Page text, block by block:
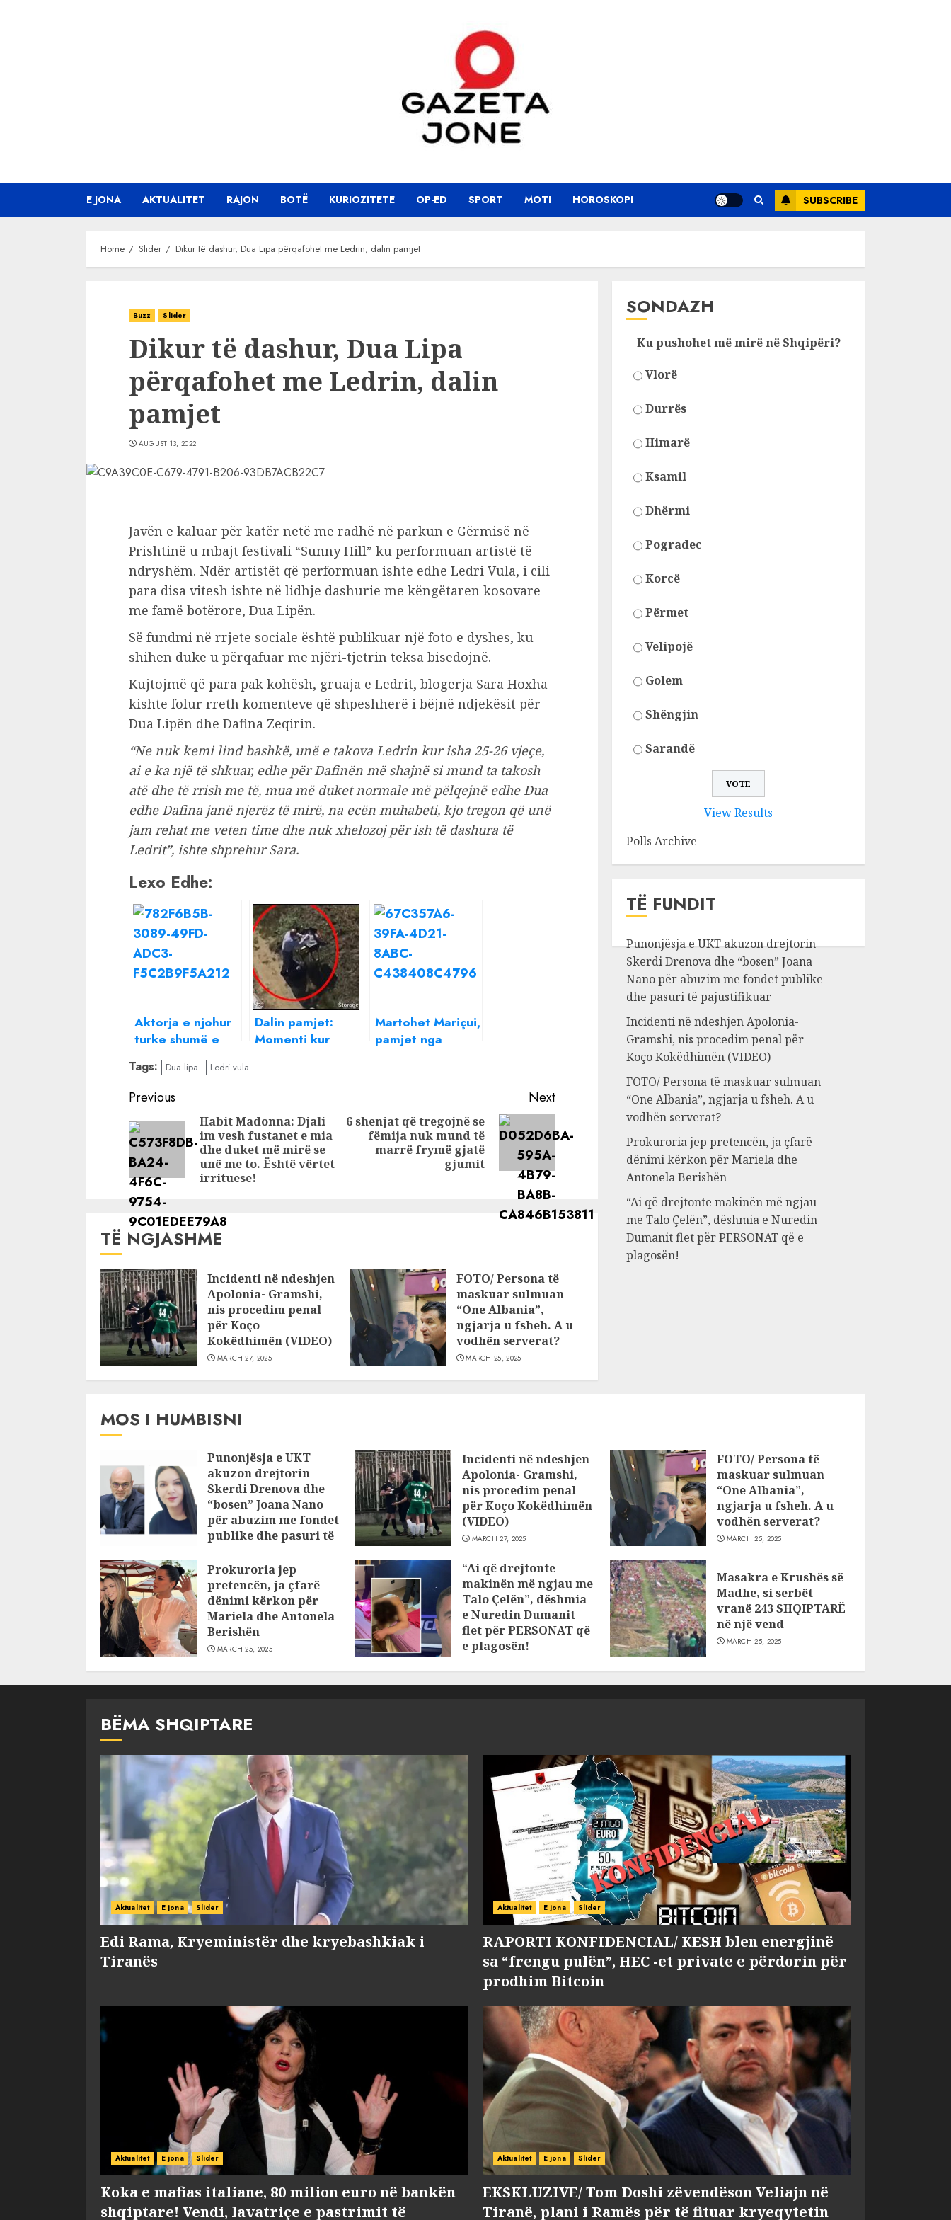
E JONA AKTUALITET RAJON BOTË KURIOZITETE OP-ED SPORT MOTI HOROSKOPI SUBSCRIBE
Home Slider Dikur të dashur, Dua Lipa përqafohet me Ledrin, dalin pamjet
Buzz Slider
Dikur të dashur, Dua Lipa
përqafohet me Ledrin, dalin
pamjet
AUGUST 13, 2022
Javën e kaluar për katër netë me radhë në parkun e Gërmisë në
Prishtinë u mbajt festivali “Sunny Hill” ku performuan artistë të
ndryshëm. Ndër artistët që performuan ishte edhe Ledri Vula, i cili
para disa vitesh ishte në lidhje dashurie me këngëtaren kosovare
me famë botërore, Dua Lipën.
Së fundmi në rrjete sociale është publikuar një foto e dyshes, ku
shihen duke u përqafuar me njëri-tjetrin teksa bisedojnë.
Kujtojmë që para pak kohësh, gruaja e Ledrit, blogerja Sara Hoxha
kishte folur rreth komenteve që shpeshherë i bëjnë ndjekësit për
Dua Lipën dhe Dafina Zeqirin.
“Ne nuk kemi lind bashkë, unë e takova Ledrin kur isha 25-26 vjeçe,
ai e ka një të shkuar, edhe për Dafinën më shajnë si mund ta takosh
atë dhe të rrish me të, mua më duket normale më pëlqejnë edhe Dua
edhe Dafina janë njerëz të mirë, na ecën muhabeti, kjo tregon që unë
jam rehat me veten time dhe nuk xhelozoj për ish të dashura të
Ledrit”, ishte shprehur Sara.
Lexo Edhe:
Aktorja e njohur
turke shumë e
dashur për
shqiptarët i jep
fund beqarisë,
dalin pamjet nga
dasma e saj
mbresëlënëse në
Ohër (FOTO)
Dalin pamjet:
Momenti kur
djegin
dokumente
sensitive
Martohet Mariçui,
pamjet nga
Tags: Dua lipa Ledri vula
Continue
Reading
Previous
Previous
Habit Madonna: Djali
im vesh fustanet e mia
dhe duket më mirë se
unë me to. Është vërtet
irrituese!
Next
Next
6 shenjat që tregojnë se
fëmija nuk mund të
marrë frymë gjatë
gjumit
TË NGJASHME
Incidenti në ndeshjen
Apolonia- Gramshi,
nis procedim penal
për Koço
Kokëdhimën (VIDEO)
MARCH 27, 2025
FOTO/ Persona të
maskuar sulmuan
“One Albania”,
ngjarja u fsheh. A u
vodhën serverat?
MARCH 25, 2025
SONDAZH
Ku pushohet më mirë në Shqipëri?
Vlorë
Durrës
Himarë
Ksamil
Dhërmi
Pogradec
Korcë
Përmet
Velipojë
Golem
Shëngjin
Sarandë
View Results
Polls Archive
TË FUNDIT
Punonjësja e UKT akuzon drejtorin
Skerdi Drenova dhe “bosen” Joana
Nano për abuzim me fondet publike
dhe pasuri të pajustifikuar
Incidenti në ndeshjen Apolonia-
Gramshi, nis procedim penal për
Koço Kokëdhimën (VIDEO)
FOTO/ Persona të maskuar sulmuan
“One Albania”, ngjarja u fsheh. A u
vodhën serverat?
Prokuroria jep pretencën, ja çfarë
dënimi kërkon për Mariela dhe
Antonela Berishën
“Ai që drejtonte makinën më ngjau
me Talo Çelën”, dëshmia e Nuredin
Dumanit flet për PERSONAT që e
plagosën!
MOS I HUMBISNI
Punonjësja e UKT
akuzon drejtorin
Skerdi Drenova dhe
“bosen” Joana Nano
për abuzim me fondet
publike dhe pasuri të
JULY 24, 2025
Incidenti në ndeshjen
Apolonia- Gramshi,
nis procedim penal
për Koço Kokëdhimën
(VIDEO)
MARCH 27, 2025
FOTO/ Persona të
maskuar sulmuan
“One Albania”,
ngjarja u fsheh. A u
vodhën serverat?
MARCH 25, 2025
Prokuroria jep
pretencën, ja çfarë
dënimi kërkon për
Mariela dhe Antonela
Berishën
MARCH 25, 2025
“Ai që drejtonte
makinën më ngjau me
Talo Çelën”, dëshmia
e Nuredin Dumanit
flet për PERSONAT që
e plagosën!
Masakra e Krushës së
Madhe, si serbët
vranë 243 SHQIPTARË
në një vend
MARCH 25, 2025
BËMA SHQIPTARE
Aktualitet E jona Slider
Edi Rama, Kryeministër dhe kryebashkiak i
Tiranës
Aktualitet E jona Slider
RAPORTI KONFIDENCIAL/ KESH blen energjinë
sa “frengu pulën”, HEC -et private e përdorin për
prodhim Bitcoin
Aktualitet E jona Slider
Koka e mafias italiane, 80 milion euro në bankën
shqiptare! Vendi, lavatriçe e pastrimit të
Aktualitet E jona Slider
EKSKLUZIVE/ Tom Doshi zëvendëson Veliajn në
Tiranë, plani i Ramës për të fituar kryeqytetin